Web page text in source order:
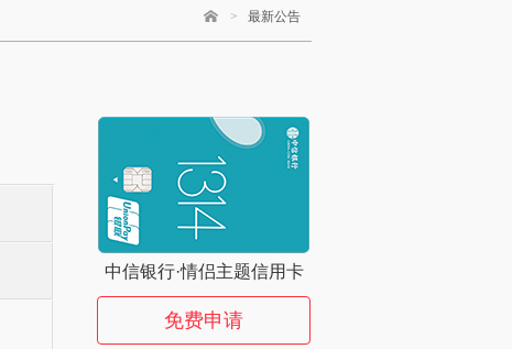
> 最新公告
中信银行·情侣主题信用卡
免费申请